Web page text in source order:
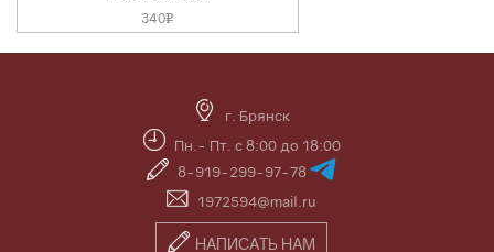
340v
г. Брянск
Пн.- Пт. с 8:00 до 18:00
8-919-299-97-78
1972594@mail.ru
НАПИСАТЬ НАМ